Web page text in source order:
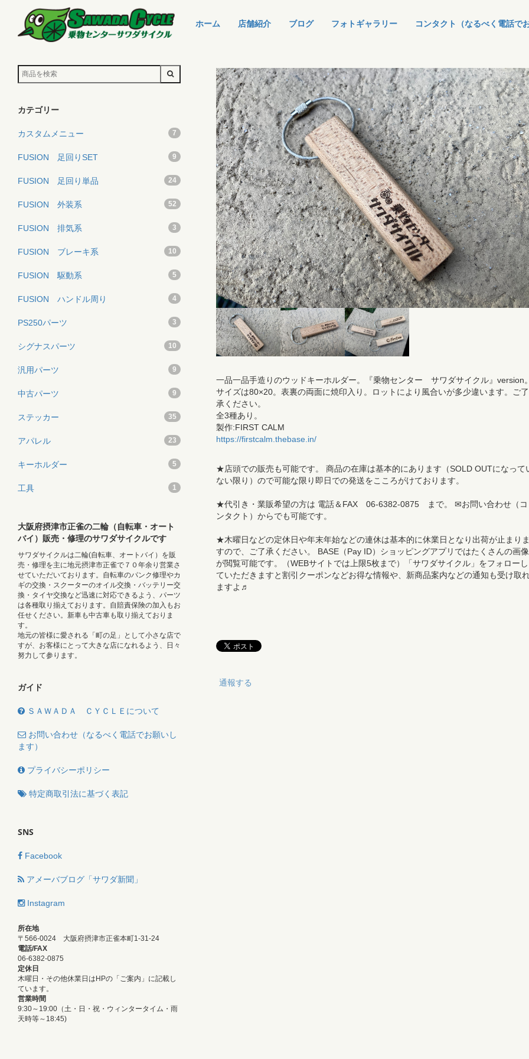
ホーム 店舗紹介 ブログ フォトギャラリー コンタクト（なるべく電話で
カテゴリー
カスタムメニュー 7
FUSION 足回りSET 9
FUSION 足回り単品 24
FUSION 外装系 52
FUSION 排気系 3
FUSION ブレーキ系 10
FUSION 駆動系 5
FUSION ハンドル周り 4
PS250パーツ 3
シグナスパーツ 10
汎用パーツ 9
中古パーツ 9
ステッカー 35
アパレル 23
キーホルダー 5
工具 1
大阪府摂津市正雀の二輪（自転車・オート
バイ）販売・修理のサワダサイクルです
サワダサイクルは二輪(自転車、オートバイ）を販
売・修理を主に地元摂津市正雀で７０年余り営業さ
せていただいております。自転車のパンク修理やカ
ギの交換・スクーターのオイル交換・バッテリー交
換・タイヤ交換など迅速に対応できるよう、パーツ
は各種取り揃えております。自賠責保険の加入もお
任せください。新車も中古車も取り揃えておりま
す。
地元の皆様に愛される「町の足」として小さな店で
すが、お客様にとって大きな店になれるよう、日々
努力して参ります。
ガイド
ＳＡＷＡＤＡ ＣＹＣＬＥについて
お問い合わせ（なるべく電話でお願いし
ます）
プライバシーポリシー
特定商取引法に基づく表記
SNS
Facebook
アメーバブログ「サワダ新聞」
Instagram
所在地
〒566-0024 大阪府摂津市正雀本町1-31-24
電話/FAX
06-6382-0875
定休日
木曜日・その他休業日はHPの「ご案内」に記載し
ています。
営業時間
9:30～19:00（土・日・祝・ウィンタータイム・雨
天時等～18:45)
一品一品手造りのウッドキーホルダー。『乗物センター サワダサイクル』version
サイズは80×20。表裏の両面に焼印入り。ロットにより風合いが多少違います。ご了
承ください。
全3種あり。
製作:FIRST CALM
https://firstcalm.thebase.in/
★店頭での販売も可能です。 商品の在庫は基本的にあります（SOLD OUTになって
ない限り）ので可能な限り即日での発送をこころがけております。
★代引き・業販希望の方は 電話＆FAX 06-6382-0875 まで。 ✉お問い合わせ（コ
ンタクト）からでも可能です。
★木曜日などの定休日や年末年始などの連休は基本的に休業日となり出荷が止まり
すので、ご了承ください。 BASE（Pay ID）ショッピングアプリではたくさんの画像
が閲覧可能です。（WEBサイトでは上限5枚まで）「サワダサイクル」をフォローし
ていただきますと割引クーポンなどお得な情報や、新商品案内などの通知も受け取
ますよ♬
通報する